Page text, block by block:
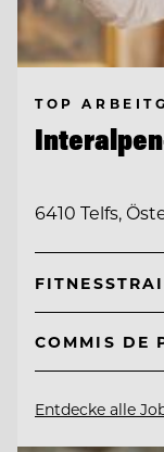
TOP
6410 Telfs,
COMMIS DE
Entdecke alle